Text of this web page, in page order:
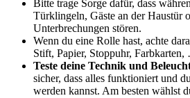
Bitte trage Sorge dafür, dass
Türklingeln, Gäste an der Haustür
Unterbrechungen stören.
Wenn du eine Rolle hast, achte
Stift, Papier, Stoppuhr,
Teste deine Technik und
sicher, dass alles funktioniert und
werden kannst. Am besten wählst